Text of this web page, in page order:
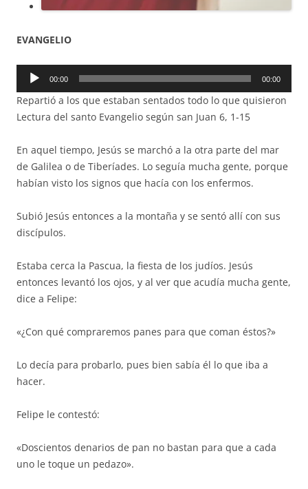
EVANGELIO
Reproductor
audio
00:00 00:00
Repartió a los que estaban sentados todo lo que quisieron
Lectura del santo Evangelio según san Juan 6, 1-15
En aquel tiempo, Jesús se marchó a la otra parte del mar
de Galilea o de Tiberíades. Lo seguía mucha gente, porque
habían visto los signos que hacía con los enfermos.
Subió Jesús entonces a la montaña y se sentó allí con sus
discípulos.
Estaba cerca la Pascua, la fiesta de los judíos. Jesús
entonces levantó los ojos, y al ver que acudía mucha gente,
dice a Felipe:
«¿Con qué compraremos panes para que coman éstos?»
Lo decía para probarlo, pues bien sabía él lo que iba a
hacer.
Felipe le contestó:
«Doscientos denarios de pan no bastan para que a cada
uno le toque un pedazo».